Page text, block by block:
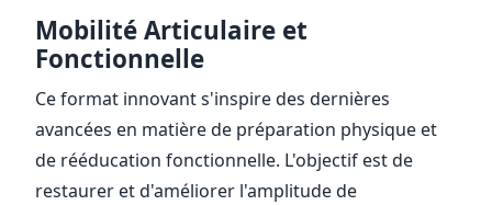
Mobilité Articulaire et
Fonctionnelle
Ce format innovant s'inspire des dernières
avancées en matière de préparation physique et
de rééducation fonctionnelle. L'objectif est de
restaurer et d'améliorer l'amplitude de